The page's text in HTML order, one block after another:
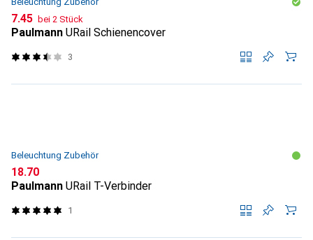
CHF
7.45 bei 2 Stück
Paulmann URail Schienencover
3
Beleuchtung Zubehör
CHF
18.70
Paulmann URail T-Verbinder
1